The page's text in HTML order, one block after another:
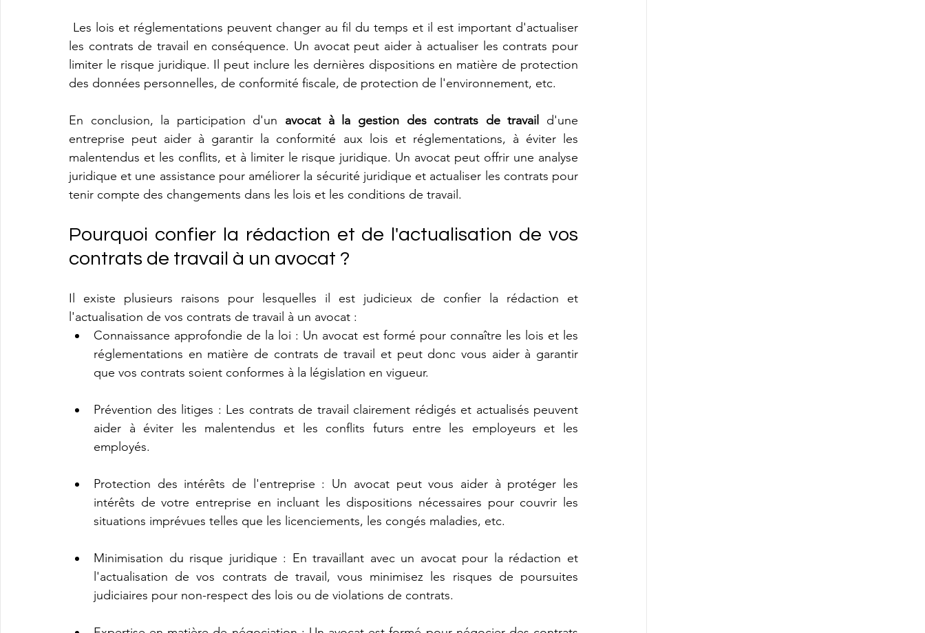
les contrats de travail en conséquence. Un avocat peut aider à actualiser les contrats pour
limiter le risque juridique. Il peut inclure les dernières dispositions en matière de protection
des données personnelles, de conformité fiscale, de protection de l'environnement, etc.
En conclusion, la participation d'un avocat à la gestion des contrats de travail
d'une
entreprise peut aider à garantir la conformité aux lois et réglementations, à éviter les
malentendus et les conflits, et à limiter le risque juridique. Un avocat peut offrir une analyse
juridique et une assistance pour améliorer la sécurité juridique et actualiser les contrats pour
tenir compte des changements dans les lois et les conditions de travail.
Pourquoi confier la rédaction et de l'actualisation de vos
contrats de travail à un avocat ?
Il existe plusieurs raisons pour lesquelles il est judicieux de confier la rédaction et
l'actualisation de vos contrats de travail à un avocat :
Connaissance approfondie de la loi : Un avocat est formé pour connaître les lois et les
réglementations en matière de contrats de travail et peut donc vous aider à garantir
que vos contrats soient conformes à la législation en vigueur.
Prévention des litiges : Les contrats de travail clairement rédigés et actualisés peuvent
aider à éviter les malentendus et les conflits futurs entre les employeurs et les
employés.
Protection des intérêts de l'entreprise : Un avocat peut vous aider à protéger les
intérêts de votre entreprise en incluant les dispositions nécessaires pour couvrir les
situations imprévues telles que les licenciements, les congés maladies, etc.
Minimisation du risque juridique : En travaillant avec un avocat pour la rédaction et
l'actualisation de vos contrats de travail, vous minimisez les risques de poursuites
judiciaires pour non-respect des lois ou de violations de contrats.